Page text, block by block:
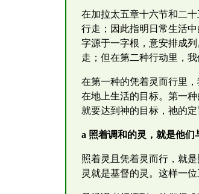
在加拉太五章十六节和二
行走；因此指明日常生活
字源于一字根，意安排成
走；但在第二种行动里，
在第一种的凭着灵而行里
在地上生活的目标。第一
就要达到神的目标，祂的定
a 照着调和的灵，就是他
照着灵且凭着灵而行，就
灵就是基督的灵。这样一